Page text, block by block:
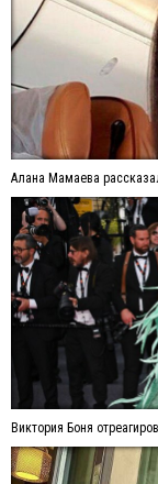
Алана Мамаева
Виктория Боня